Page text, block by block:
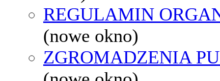
REGULAMIN
(nowe okno)
ZGROMADZENIA